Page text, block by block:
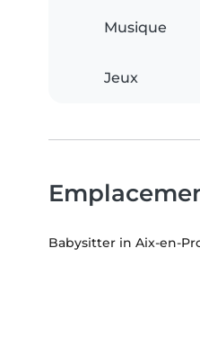
Musique
Jeux
Babysitter in Aix-en-